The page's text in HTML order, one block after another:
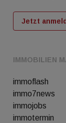
IMMOBILIEN
immoflash
immo7news
immojobs
immotermin
Jetzt